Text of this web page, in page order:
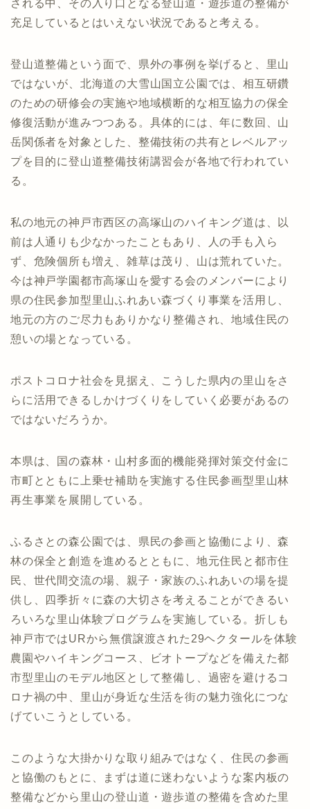
される中、その入り口となる登山道・遊歩道の整備が
充足しているとはいえない状況であると考える。
登山道整備という面で、県外の事例を挙げると、里山
ではないが、北海道の大雪山国立公園では、相互研鑽
のための研修会の実施や地域横断的な相互協力の保全
修復活動が進みつつある。具体的には、年に数回、山
岳関係者を対象とした、整備技術の共有とレベルアッ
プを目的に登山道整備技術講習会が各地で行われてい
る。
私の地元の神戸市西区の高塚山のハイキング道は、以
前は人通りも少なかったこともあり、人の手も入ら
ず、危険個所も増え、雑草は茂り、山は荒れていた。
今は神戸学園都市高塚山を愛する会のメンバーにより
県の住民参加型里山ふれあい森づくり事業を活用し、
地元の方のご尽力もありかなり整備され、地域住民の
憩いの場となっている。
ポストコロナ社会を見据え、こうした県内の里山をさ
らに活用できるしかけづくりをしていく必要があるの
ではないだろうか。
本県は、国の森林・山村多面的機能発揮対策交付金に
市町とともに上乗せ補助を実施する住民参画型里山林
再生事業を展開している。
ふるさとの森公園では、県民の参画と協働により、森
林の保全と創造を進めるとともに、地元住民と都市住
民、世代間交流の場、親子・家族のふれあいの場を提
供し、四季折々に森の大切さを考えることができるい
ろいろな里山体験プログラムを実施している。折しも
神戸市ではURから無償譲渡された29ヘクタールを体験
農園やハイキングコース、ビオトープなどを備えた都
市型里山のモデル地区として整備し、過密を避けるコ
ロナ禍の中、里山が身近な生活を街の魅力強化につな
げていこうとしている。
このような大掛かりな取り組みではなく、住民の参画
と協働のもとに、まずは道に迷わないような案内板の
整備などから里山の登山道・遊歩道の整備を含めた里